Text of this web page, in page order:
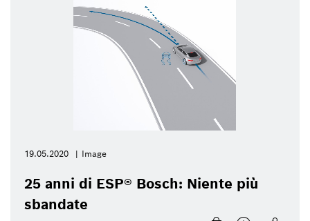
19.05.2020 Image
25 anni di ESP® Bosch: Niente più
sbandate